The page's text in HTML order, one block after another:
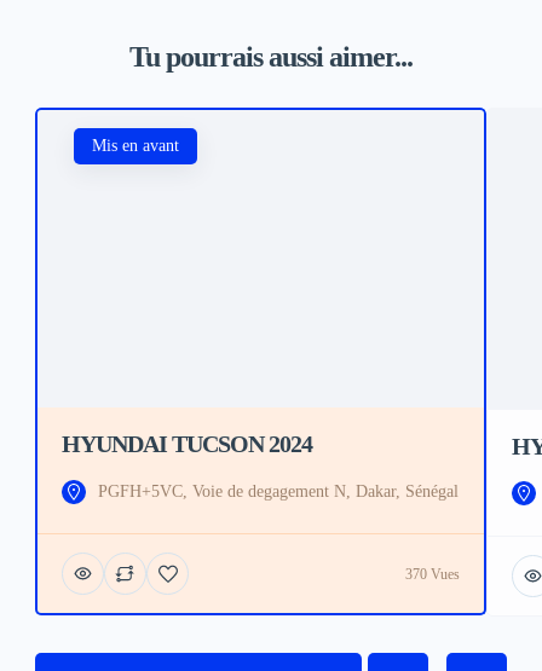
Tu pourrais aussi aimer...
Mis en avant
HYUNDAI TUCSON 2024
PGFH+5VC, Voie de degagement N, Dakar, Sénégal
370 Vues